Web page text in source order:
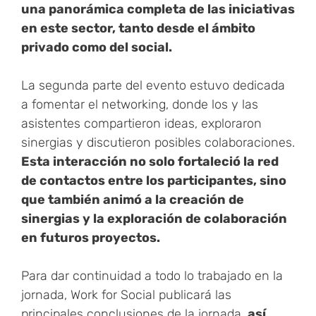
una panorámica completa de las iniciativas
en este sector, tanto desde el ámbito
privado como del social.
La segunda parte del evento estuvo dedicada
a fomentar el networking, donde los y las
asistentes compartieron ideas, exploraron
sinergias y discutieron posibles colaboraciones.
Esta interacción no solo fortaleció la red
de contactos entre los participantes, sino
que también animó a la creación de
sinergias y la exploración de colaboración
en futuros proyectos.
Para dar continuidad a todo lo trabajado en la
jornada, Work for Social publicará las